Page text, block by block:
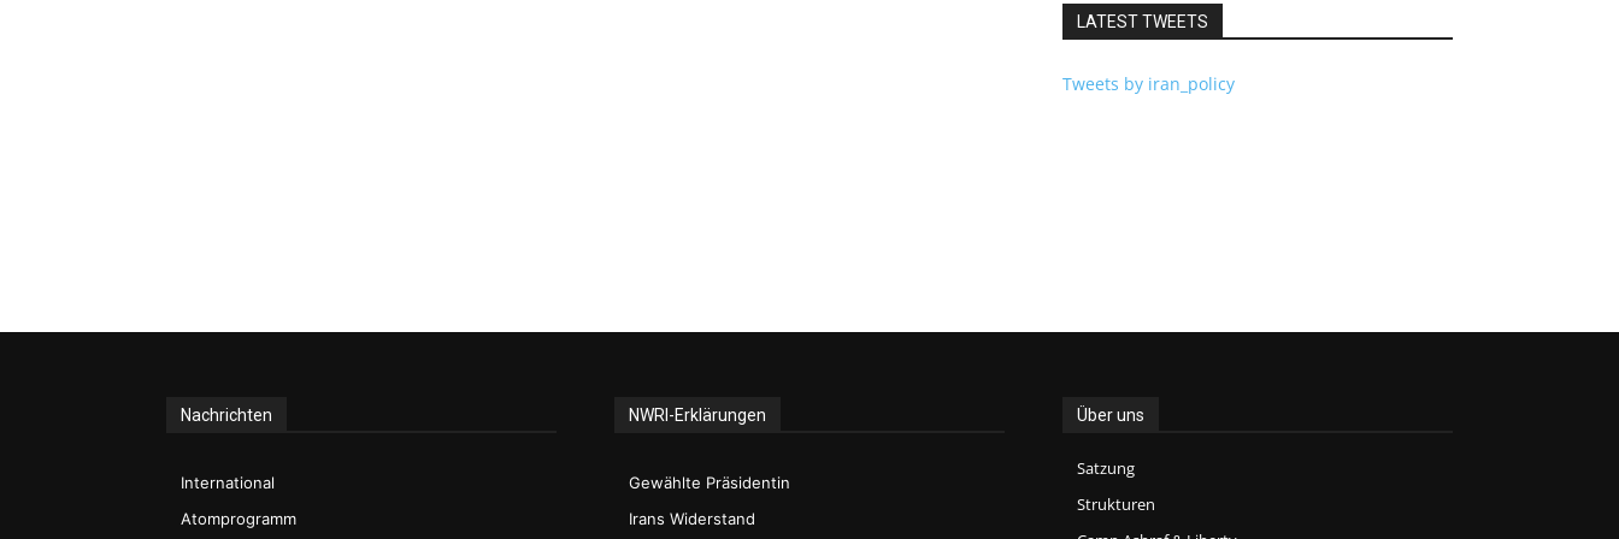
LATEST TWEETS
Tweets by iran_policy
Nachrichten
International
Atomprogramm
NWRI-Erklärungen
Gewählte Präsidentin
Irans Widerstand
Über uns
Satzung
Strukturen